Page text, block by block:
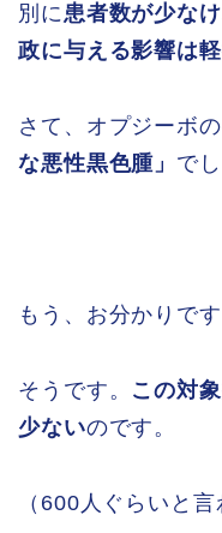
別に患者数が少な
政に与える影響は
さて、オプジーボ
な悪性黒色腫」 でし
もう、お分かりで
そうです。 この対
少ないのです。
（600人ぐらいと